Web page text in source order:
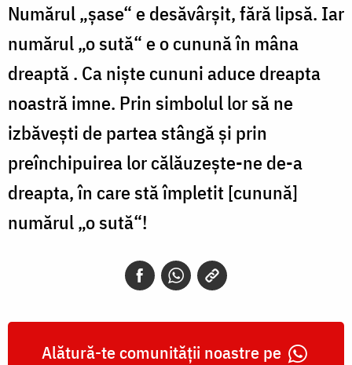
Numărul „șase“ e desăvârșit, fără lipsă. Iar
numărul „o sută“ e o cunună în mâna
dreaptă . Ca niște cununi aduce dreapta
noastră imne. Prin simbolul lor să ne
izbăvești de partea stângă și prin
preînchipuirea lor călăuzește-ne de-a
dreapta, în care stă împletit [cunună]
numărul „o sută“!
Alătură-te comunității noastre pe